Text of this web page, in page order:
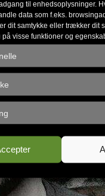
til enhedsoplysninger.
data som f.eks.
dit samtykke eller trækker dit
visse funktioner og